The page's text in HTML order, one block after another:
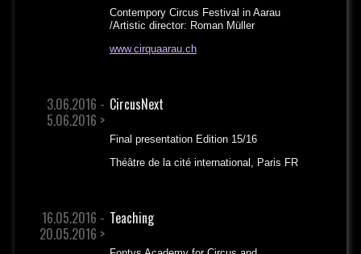
Contempory Circus Festival in Aarau
/Artistic director: Roman Müller
www.cirquaarau.ch
3.06.2016 -
5.06.2016 >
CircusNext
Final presentation Edition 15/16
Théâtre de la cité international, Paris FR
16.05.2016 -
20.05.2016 >
Teaching